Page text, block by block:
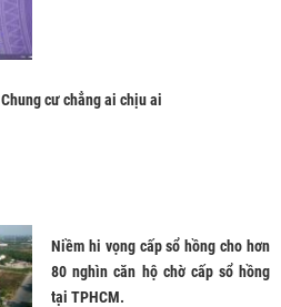
Chung cư chẳng ai chịu ai
Niềm hi vọng cấp sổ hồng cho hơn
80 nghìn căn hộ chờ cấp sổ hồng
tại TPHCM.